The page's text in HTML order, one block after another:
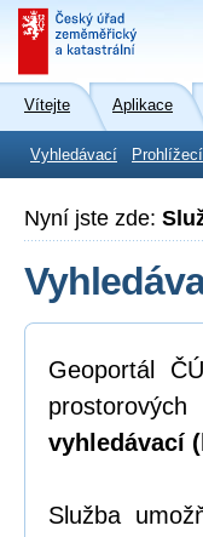
Vítejte Aplikace
Vyhledávací Prohlížecí
Nyní jste zde:
Geoportál
vyhledávací
Služba